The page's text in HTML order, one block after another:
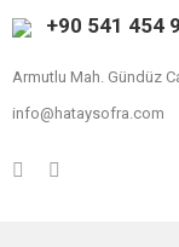
+90 541 454
Armutlu Mah. Gündüz
info@hataysofra.com